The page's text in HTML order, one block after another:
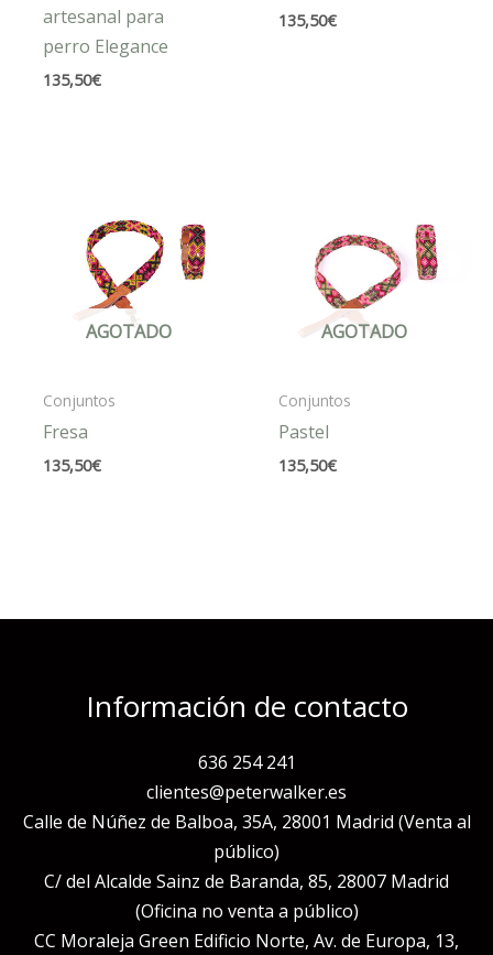
artesanal para
perro Elegance
135,50€
135,50€
AGOTADO
Conjuntos
Fresa
135,50€
AGOTADO
Conjuntos
Pastel
135,50€
Información de contacto
636 254 241
clientes@peterwalker.es
Calle de Núñez de Balboa, 35A, 28001 Madrid (Venta al
público)
C/ del Alcalde Sainz de Baranda, 85, 28007 Madrid
(Oficina no venta a público)
CC Moraleja Green Edificio Norte, Av. de Europa, 13,